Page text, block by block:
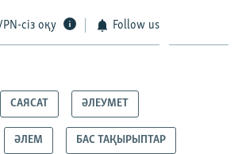
сіз оқу Follow us
САЯСАТ ӘЛЕУМЕТ
ӘЛЕМ БАС ТАҚЫРЫПТАР